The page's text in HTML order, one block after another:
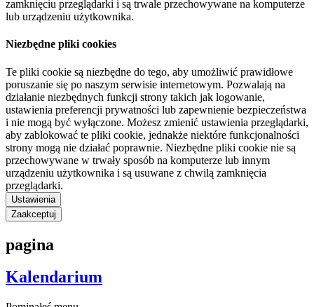
zamknięciu przeglądarki i są trwale przechowywane na komputerze
lub urządzeniu użytkownika.
Niezbędne pliki cookies
Te pliki cookie są niezbędne do tego, aby umożliwić prawidłowe
poruszanie się po naszym serwisie internetowym. Pozwalają na
działanie niezbędnych funkcji strony takich jak logowanie,
ustawienia preferencji prywatności lub zapewnienie bezpieczeństwa
i nie mogą być wyłączone. Możesz zmienić ustawienia przeglądarki,
aby zablokować te pliki cookie, jednakże niektóre funkcjonalności
strony mogą nie działać poprawnie. Niezbędne pliki cookie nie są
przechowywane w trwały sposób na komputerze lub innym
urządzeniu użytkownika i są usuwane z chwilą zamknięcia
przeglądarki.
Ustawienia
Zaakceptuj
pagina
Kalendarium